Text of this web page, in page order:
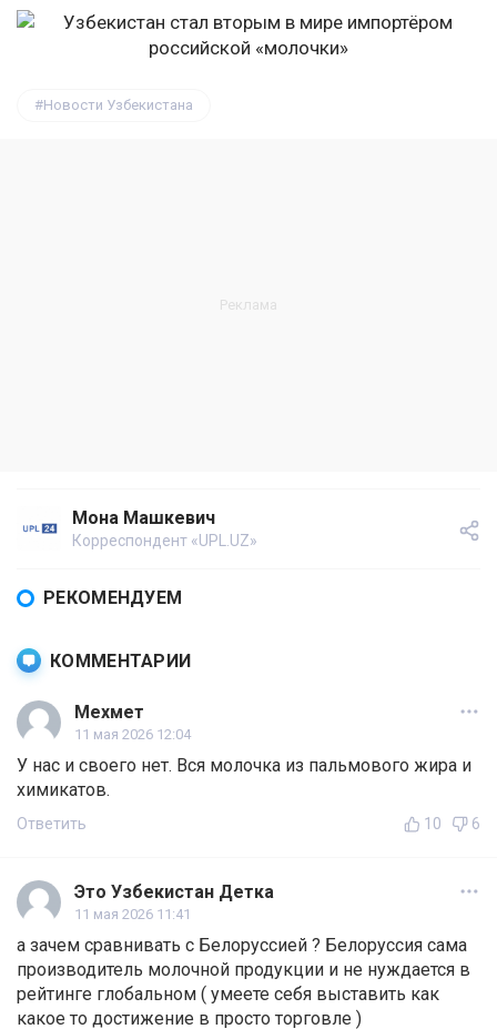
Новости Узбекистана
Мона Машкевич
Корреспондент «UPL.UZ»
РЕКОМЕНДУЕМ
КОММЕНТАРИИ
Мехмет
11 мая 2026 12:04
У нас и своего нет. Вся молочка из пальмового жира и
химикатов.
Ответить 10 6
Это Узбекистан Детка
11 мая 2026 11:41
а зачем сравнивать с Белоруссией ? Белоруссия сама
производитель молочной продукции и не нуждается в
рейтинге глобальном ( умеете себя выставить как
какое то достижение в просто торговле )